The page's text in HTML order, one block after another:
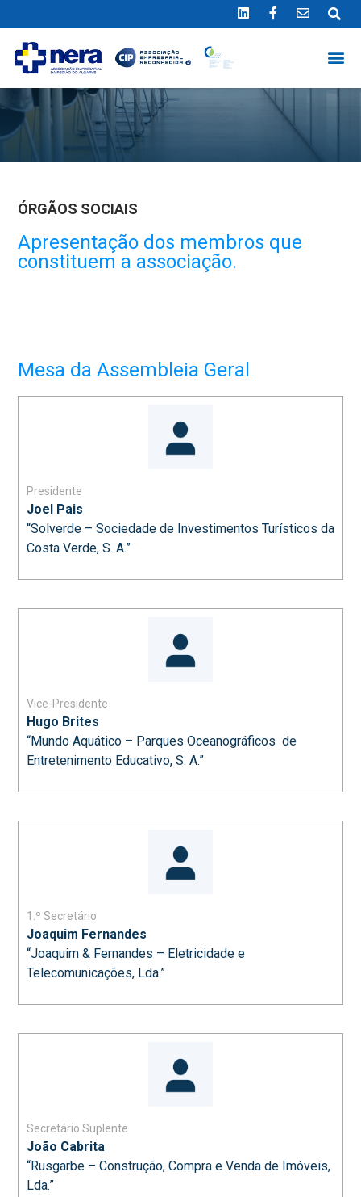
ÓRGÃOS SOCIAIS
Apresentação dos membros que
constituem a associação.
Mesa da Assembleia Geral
Presidente
Joel Pais
“Solverde – Sociedade de Investimentos Turísticos da
Costa Verde, S. A.”
Vice-Presidente
Hugo Brites
“Mundo Aquático – Parques Oceanográficos de
Entretenimento Educativo, S. A.”
1.º Secretário
Joaquim Fernandes
“Joaquim & Fernandes – Eletricidade e
Telecomunicações, Lda.”
Secretário Suplente
João Cabrita
“Rusgarbe – Construção, Compra e Venda de Imóveis,
Lda.”